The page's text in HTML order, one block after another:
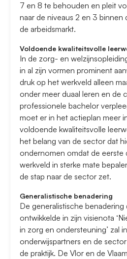
7 en 8 te behouden en pleit
naar de niveaus 2 en 3 binnen
de arbeidsmarkt.
Voldoende kwaliteitsvolle
In de zorg- en
in al zijn vormen prominent
druk op het werkveld alleen
onder meer duaal leren en de
professionele bachelor
moet er in het actieplan meer
voldoende kwaliteitsvolle
het belang van de sector dat
ondernomen omdat de
werkveld in sterke mate
de stap naar de sector zet.
Generalistische benadering
De generalistische benadering
ontwikkelde in zijn visienota
in zorg en ondersteuning’ zal
onderwijspartners en de
de praktijk. De Vlor en de